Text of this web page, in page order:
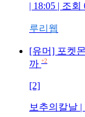
| 18:05 | 조회
루리웹
[유머] 포켓
까 +2
[2]
보추의칼날 |